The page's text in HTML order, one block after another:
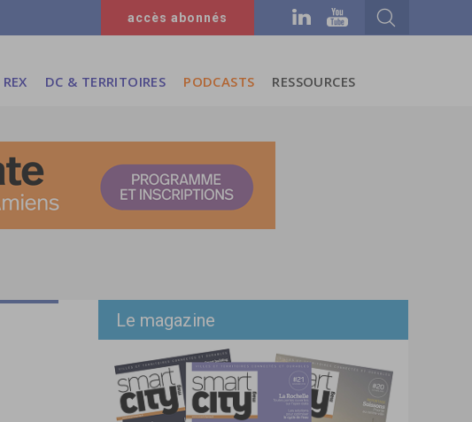
accès abonnés
REX DC & TERRITOIRES PODCASTS RESSOURCES
Le magazine